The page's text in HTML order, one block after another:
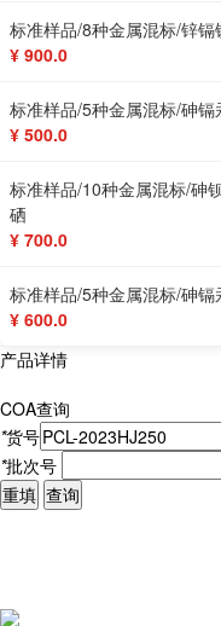
标准样品/8种金属混标/锌镉
¥ 900.0
标准样品/5种金属混标/砷镉
¥ 500.0
标准样品/10种金属混标/砷
硒
¥ 700.0
标准样品/5种金属混标/砷镉
¥ 600.0
产品详情
COA查询
*货号
*批次号
重填 查询